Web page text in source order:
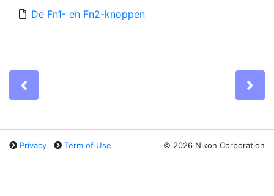
De Fn1- en Fn2-knoppen
Privacy Term of Use © 2026 Nikon Corporation